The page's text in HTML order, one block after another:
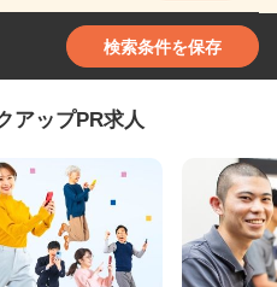
検索条件を保存
アップPR求人